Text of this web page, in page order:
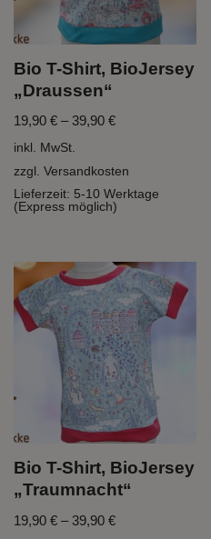
Bio T-Shirt, BioJersey
„Draussen“
19,90 € –39,90 €
inkl. MwSt.
zzgl. Versandkosten
Lieferzeit: 5-10 Werktage
(Express möglich)
Bio T-Shirt, BioJersey
„Traumnacht“
19,90 € –39,90 €